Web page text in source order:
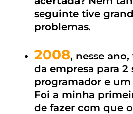
seguinte tive
problemas.
2008, nesse
da empresa para 2
programador e
Foi a minha
de fazer com que